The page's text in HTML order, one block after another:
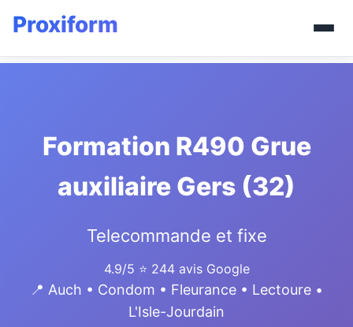
Formation R490 Grue
auxiliaire Gers (32)
Telecommande et fixe
4.9/5 ⭐ 244 avis Google
📍 Auch • Condom • Fleurance • Lectoure •
L'Isle-Jourdain